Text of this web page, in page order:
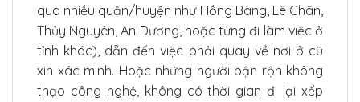
qua nhiều quận/huyện như Hồng Bàng, Lê Chân,
Thủy Nguyên, An Dương, hoặc từng đi làm việc ở
tỉnh khác), dẫn đến việc phải quay về nơi ở cũ
xin xác minh. Hoặc những người bận rộn không
thạo công nghệ, không có thời gian đi lại xếp